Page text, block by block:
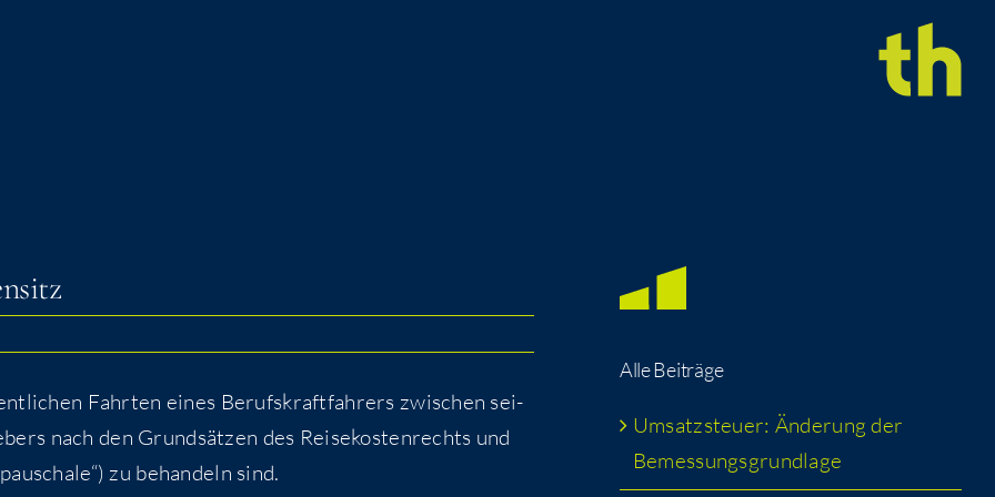
Fahr­ten eines Berufs­kraft­fah­rers zwi­schen sei­
nach den Grund­sät­zen des Rei­se­kos­ten­rechts und
zu behan­deln sind.
Alle Bei­trä­ge
Umsatz­steu­er: Ände­rung der
Bemessungsgrundlage